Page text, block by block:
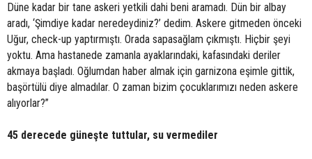
Düne kadar bir tane askeri yetkili dahi beni aramadı. Dün bir albay
aradı, ‘Şimdiye kadar neredeydiniz?’ dedim. Askere gitmeden önceki
Uğur, check-up yaptırmıştı. Orada sapasağlam çıkmıştı. Hiçbir şeyi
yoktu. Ama hastanede zamanla ayaklarındaki, kafasındaki deriler
akmaya başladı. Oğlumdan haber almak için garnizona eşimle gittik,
başörtülü diye almadılar. O zaman bizim çocuklarımızı neden askere
alıyorlar?”
45 derecede güneşte tuttular, su vermediler